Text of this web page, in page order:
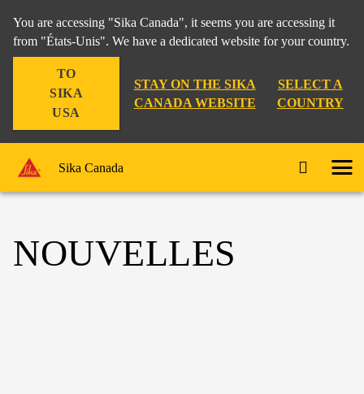
You are accessing "Sika Canada", it seems you are accessing it
from "États-Unis". We have a dedicated website for your country.
TO
SIKA
USA
STAY ON THE SIKA
CANADA WEBSITE
SELECT A
COUNTRY
Sika Canada
NOUVELLES